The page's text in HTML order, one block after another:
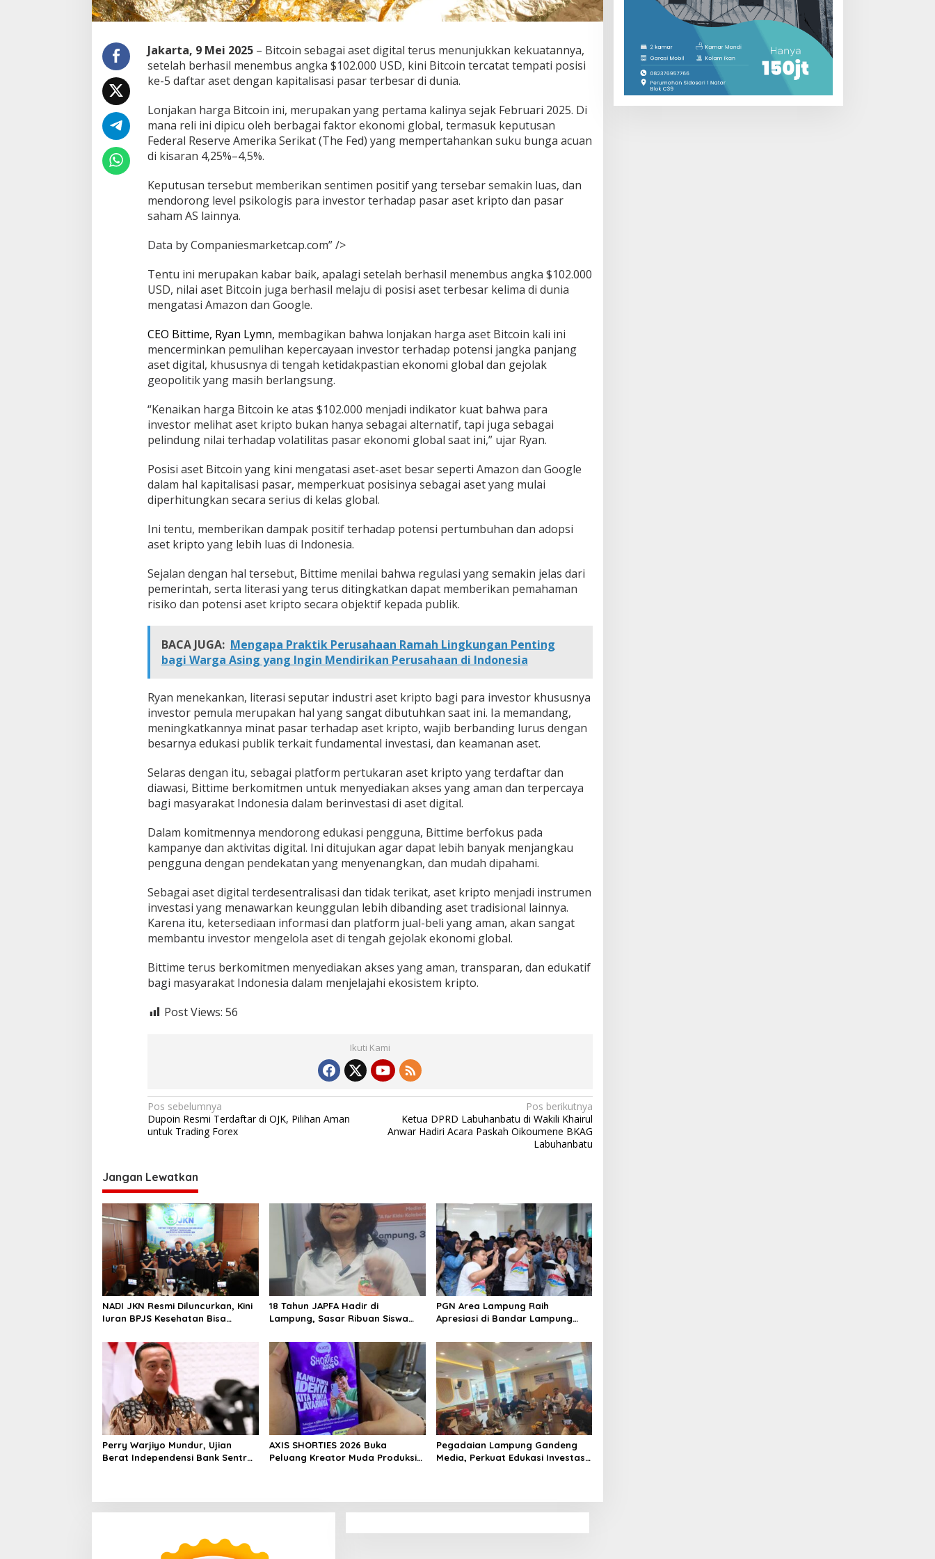
e
-
A
s
e
t
u
n
i
a
Jakarta, 9 Mei 2025– Bitcoin sebagai aset digital terus menunjukkan kekuatannya,
setelah berhasil menembus angka $102.000 USD, kini Bitcoin tercatat tempati posisi
ke-5 daftar aset dengan kapitalisasi pasar terbesar di dunia.
Lonjakan harga Bitcoin ini, merupakan yang pertama kalinya sejak Februari 2025. Di
mana reli ini dipicu oleh berbagai faktor ekonomi global, termasuk keputusan
Federal Reserve Amerika Serikat (The Fed) yang mempertahankan suku bunga acuan
di kisaran 4,25%–4,5%.
Keputusan tersebut memberikan sentimen positif yang tersebar semakin luas, dan
mendorong level psikologis para investor terhadap pasar aset kripto dan pasar
saham AS lainnya.
Data by Companiesmarketcap.com” />
Tentu ini merupakan kabar baik, apalagi setelah berhasil menembus angka $102.000
USD, nilai aset Bitcoin juga berhasil melaju di posisi aset terbesar kelima di dunia
mengatasi Amazon dan Google.
CEO Bittime, Ryan Lymn, membagikan bahwa lonjakan harga aset Bitcoin kali ini
mencerminkan pemulihan kepercayaan investor terhadap potensi jangka panjang
aset digital, khususnya di tengah ketidakpastian ekonomi global dan gejolak
geopolitik yang masih berlangsung.
“Kenaikan harga Bitcoin ke atas $102.000 menjadi indikator kuat bahwa para
investor melihat aset kripto bukan hanya sebagai alternatif, tapi juga sebagai
pelindung nilai terhadap volatilitas pasar ekonomi global saat ini,” ujar Ryan.
Posisi aset Bitcoin yang kini mengatasi aset-aset besar seperti Amazon dan Google
dalam hal kapitalisasi pasar, memperkuat posisinya sebagai aset yang mulai
diperhitungkan secara serius di kelas global.
Ini tentu, memberikan dampak positif terhadap potensi pertumbuhan dan adopsi
aset kripto yang lebih luas di Indonesia.
Sejalan dengan hal tersebut, Bittime menilai bahwa regulasi yang semakin jelas dari
pemerintah, serta literasi yang terus ditingkatkan dapat memberikan pemahaman
risiko dan potensi aset kripto secara objektif kepada publik.
BACA JUGA: Mengapa Praktik Perusahaan Ramah Lingkungan Penting
bagi Warga Asing yang Ingin Mendirikan Perusahaan di Indonesia
Ryan menekankan, literasi seputar industri aset kripto bagi para investor khususnya
investor pemula merupakan hal yang sangat dibutuhkan saat ini. Ia memandang,
meningkatkannya minat pasar terhadap aset kripto, wajib berbanding lurus dengan
besarnya edukasi publik terkait fundamental investasi, dan keamanan aset.
Selaras dengan itu, sebagai platform pertukaran aset kripto yang terdaftar dan
diawasi, Bittime berkomitmen untuk menyediakan akses yang aman dan terpercaya
bagi masyarakat Indonesia dalam berinvestasi di aset digital.
Dalam komitmennya mendorong edukasi pengguna, Bittime berfokus pada
kampanye dan aktivitas digital. Ini ditujukan agar dapat lebih banyak menjangkau
pengguna dengan pendekatan yang menyenangkan, dan mudah dipahami.
Sebagai aset digital terdesentralisasi dan tidak terikat, aset kripto menjadi instrumen
investasi yang menawarkan keunggulan lebih dibanding aset tradisional lainnya.
Karena itu, ketersediaan informasi dan platform jual-beli yang aman, akan sangat
membantu investor mengelola aset di tengah gejolak ekonomi global.
Bittime terus berkomitmen menyediakan akses yang aman, transparan, dan edukatif
bagi masyarakat Indonesia dalam menjelajahi ekosistem kripto.
Post Views: 56
Ikuti Kami
N
a
i
g
a
s
i
p
o
s
Pos sebelumnya
Dupoin Resmi Terdaftar di OJK, Pilihan Aman
untuk Trading Forex
Pos berikutnya
Ketua DPRD Labuhanbatu di Wakili Khairul
Anwar Hadiri Acara Paskah Oikoumene BKAG
Labuhanbatu
Jangan Lewatkan
NADI JKN Resmi Diluncurkan, Kini
Iuran BPJS Kesehatan Bisa
18 Tahun JAPFA Hadir di
Lampung, Sasar Ribuan Siswa
PGN Area Lampung Raih
Apresiasi di Bandar Lampung
Perry Warjiyo Mundur, Ujian
Berat Independensi Bank Sentral
AXIS SHORTIES 2026 Buka
Peluang Kreator Muda Produksi
Pegadaian Lampung Gandeng
Media, Perkuat Edukasi Investasi